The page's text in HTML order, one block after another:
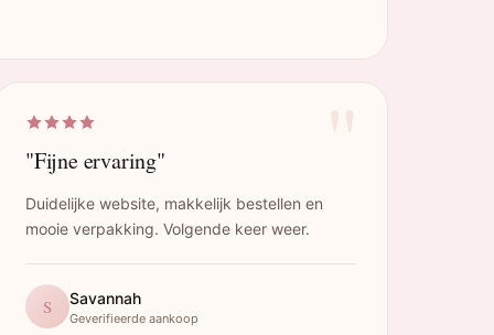
"Fijne ervaring"
Duidelijke website, makkelijk bestellen en
mooie verpakking. Volgende keer weer.
S Savannah
Geverifieerde aankoop